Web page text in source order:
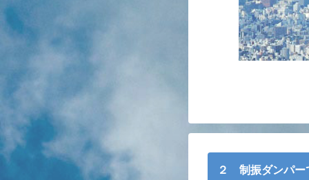
２ 制振ダンパー